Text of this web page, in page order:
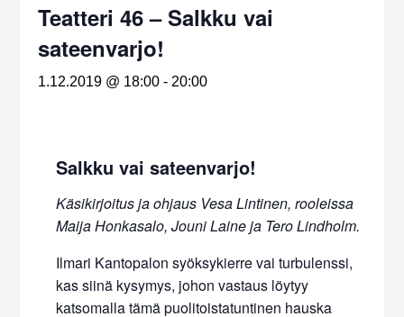
Teatteri 46 – Salkku vai
sateenvarjo!
1.12.2019 @ 18:00 - 20:00
Salkku vai sateenvarjo!
Käsikirjoitus ja ohjaus Vesa Lintinen, rooleissa
Maija Honkasalo, Jouni Laine ja Tero Lindholm.
Ilmari Kantopalon syöksykierre vai turbulenssi,
kas siinä kysymys, johon vastaus löytyy
katsomalla tämä puolitoistatuntinen hauska